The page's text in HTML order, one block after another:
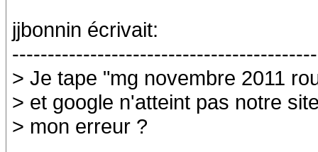
jjbonnin écrivait:
> Je tape "mg novembre 2011
> et google n'atteint pas notre
> mon erreur ?